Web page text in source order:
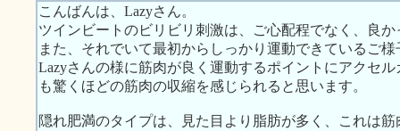
こんばんは、Lazyさん。
ツインビートのビリビリ刺激は、ご心配程でなく、良か
また、それでいて最初からしっかり運動できているご
Lazyさんの様に筋肉が良く運動するポイントにアクセ
も驚くほどの筋肉の収縮を感じられると思います。
隠れ肥満のタイプは、見た目より脂肪が多く、これは